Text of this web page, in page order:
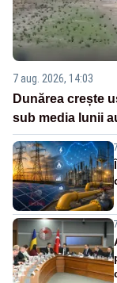
7 aug. 2026, 14:03
Dunărea crește
sub media lunii